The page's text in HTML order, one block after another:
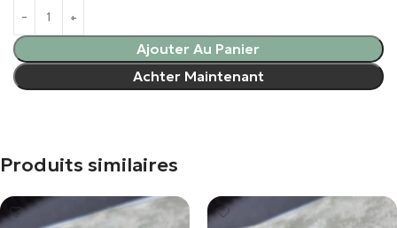
Ajouter Au Panier
Achter Maintenant
Produits similaires